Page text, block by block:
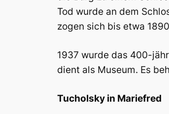
Tod wurde an dem
zogen sich bis etwa
1937 wurde das 400-
dient als Museum. Es
Tucholsky in Mariefred